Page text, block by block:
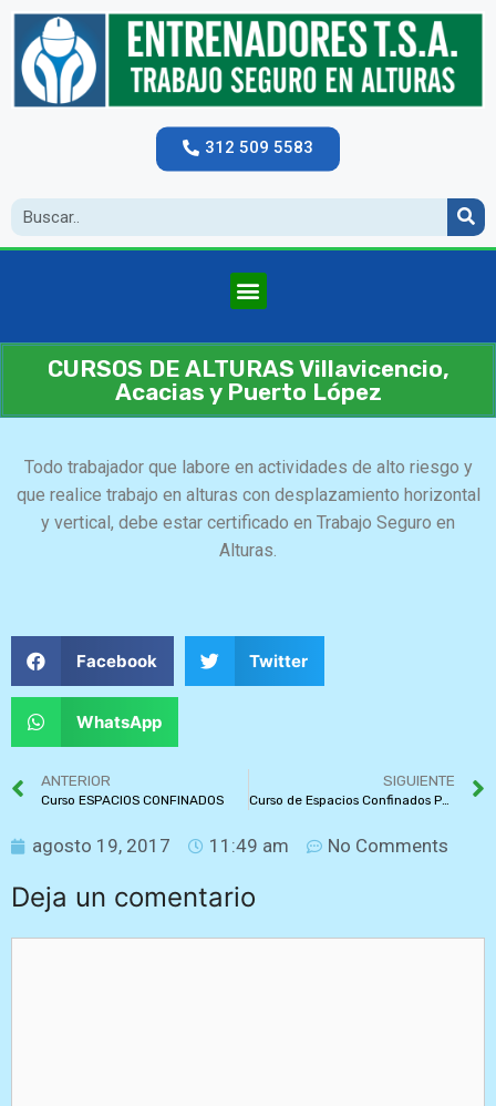
312 509 5583
CURSOS DE ALTURAS Villavicencio,
Acacias y Puerto López
Todo trabajador que labore en actividades de alto riesgo y
que realice trabajo en alturas con desplazamiento horizontal
y vertical, debe estar certificado en Trabajo Seguro en
Alturas.
Facebook Twitter
WhatsApp
ANTERIOR
Curso ESPACIOS CONFINADOS
SIGUIENTE
Curso de Espacios Confinados Puerto Lopez Meta – Avalado SENA
agosto 19, 2017 11:49 am No Comments
Deja un comentario